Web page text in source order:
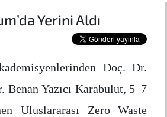
Yerini Aldı
Doç. Dr.
Yazıcı Karabulut, 5–7
Uluslararası Zero Waste